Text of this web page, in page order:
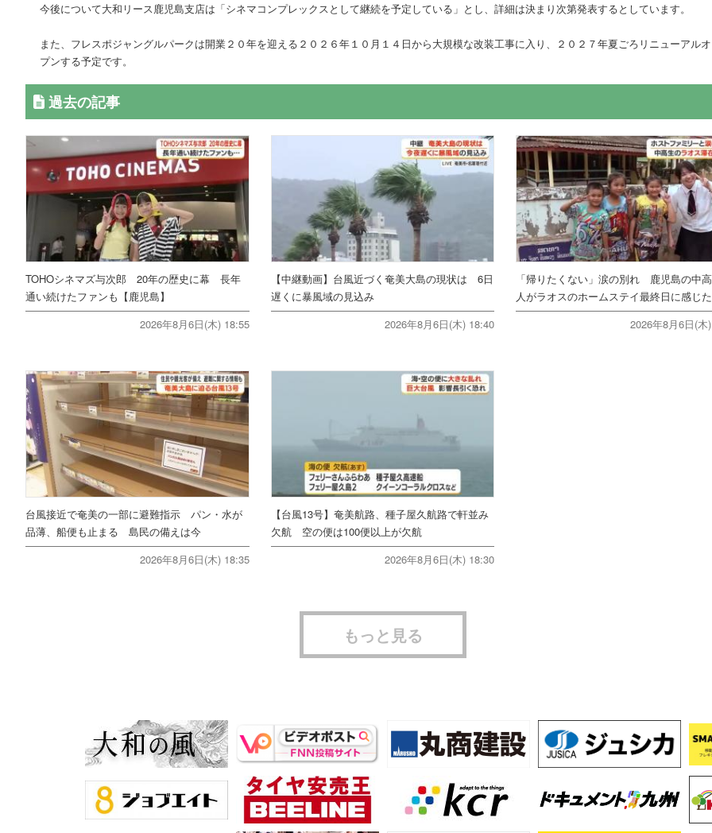
今後について大和リース鹿児島支店は「シネマコンプレックスとして継続を予定している」とし、詳細は決まり次第発表するとしています。
また、フレスポジャングルパークは開業２０年を迎える２０２６年１０月１４日から大規模な改装工事に入り、２０２７年夏ごろリニューアル
プンする予定です。
過去の記事
TOHOシネマズ与次郎 20年の歴史に幕 長年
通い続けたファンも【鹿児島】
2026年8月6日(木) 18:55
【中継動画】台風近づく奄美大島の現状は 6日
遅くに暴風域の見込み
2026年8月6日(木) 18:40
「帰りたくない」涙の別れ 鹿児島の中
人がラオスのホームステイ最終日に感じ
2026年8月6日(木
台風接近で奄美の一部に避難指示 パン・水が
品薄、船便も止まる 島民の備えは今
2026年8月6日(木) 18:35
【台風13号】奄美航路、種子屋久航路で軒並み
欠航 空の便は100便以上が欠航
2026年8月6日(木) 18:30
もっと見る